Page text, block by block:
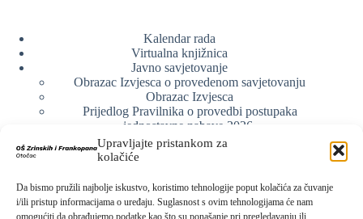
Upravljajte pristankom za
kolačiće
Da bismo pružili najbolje iskustvo, koristimo tehnologije poput kolačića za čuvanje
i/ili pristup informacijama o uređaju. Suglasnost s ovim tehnologijama će nam
omogućiti da obrađujemo podatke kao što su ponašanje pri pregledavanju ili
Kalendar rada
Virtualna knjižnica
Javno savjetovanje
Obrazac Izvjesca o provedenom savjetovanju
Obrazac Izvjesca
Prijedlog Pravilnika o provedbi postupaka
jednostavne nabave 2026.
Obrazlozenje uz prijedlog Pravilnika o provedbi
postupka jednostavne nabave
Web arhiva
Politika o zaštiti privatnosti